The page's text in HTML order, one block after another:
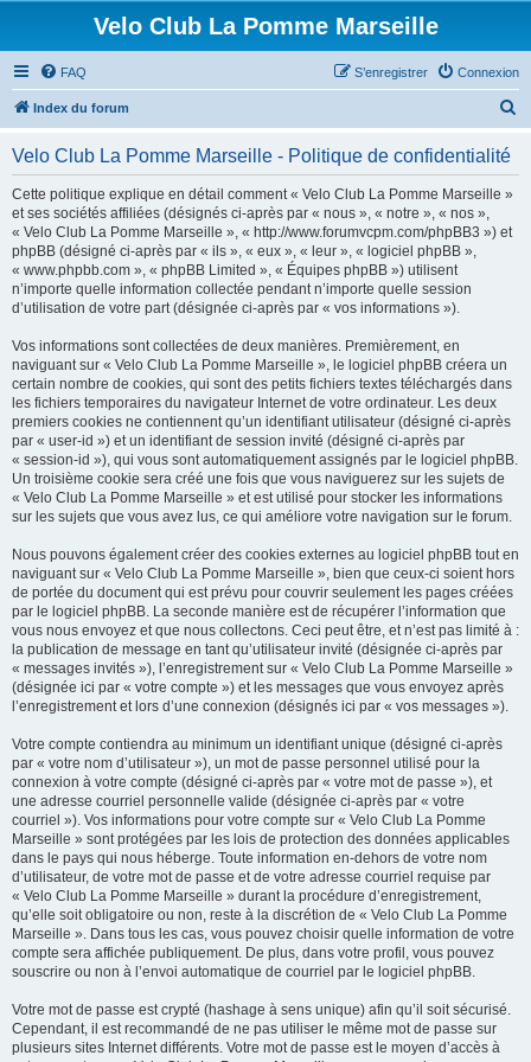
Velo Club La Pomme Marseille
FAQ Connexion
S’enregistrer
Index du forum
Velo Club La Pomme Marseille - Politique de confidentialité
Cette politique explique en détail comment « Velo Club La Pomme Marseille »
et ses sociétés affiliées (désignés ci-après par « nous », « notre », « nos »,
« Velo Club La Pomme Marseille », « http://www.forumvcpm.com/phpBB3 ») et
phpBB (désigné ci-après par « ils », « eux », « leur », « logiciel phpBB »,
« www.phpbb.com », « phpBB Limited », « Équipes phpBB ») utilisent
n’importe quelle information collectée pendant n’importe quelle session
d’utilisation de votre part (désignée ci-après par « vos informations »).
Vos informations sont collectées de deux manières. Premièrement, en
naviguant sur « Velo Club La Pomme Marseille », le logiciel phpBB créera un
certain nombre de cookies, qui sont des petits fichiers textes téléchargés dans
les fichiers temporaires du navigateur Internet de votre ordinateur. Les deux
premiers cookies ne contiennent qu’un identifiant utilisateur (désigné ci-après
par « user-id ») et un identifiant de session invité (désigné ci-après par
« session-id »), qui vous sont automatiquement assignés par le logiciel phpBB.
Un troisième cookie sera créé une fois que vous naviguerez sur les sujets de
« Velo Club La Pomme Marseille » et est utilisé pour stocker les informations
sur les sujets que vous avez lus, ce qui améliore votre navigation sur le forum.
Nous pouvons également créer des cookies externes au logiciel phpBB tout en
naviguant sur « Velo Club La Pomme Marseille », bien que ceux-ci soient hors
de portée du document qui est prévu pour couvrir seulement les pages créées
par le logiciel phpBB. La seconde manière est de récupérer l’information que
vous nous envoyez et que nous collectons. Ceci peut être, et n’est pas limité à :
la publication de message en tant qu’utilisateur invité (désignée ci-après par
« messages invités »), l’enregistrement sur « Velo Club La Pomme Marseille »
(désignée ici par « votre compte ») et les messages que vous envoyez après
l’enregistrement et lors d’une connexion (désignés ici par « vos messages »).
Votre compte contiendra au minimum un identifiant unique (désigné ci-après
par « votre nom d’utilisateur »), un mot de passe personnel utilisé pour la
connexion à votre compte (désigné ci-après par « votre mot de passe »), et
une adresse courriel personnelle valide (désignée ci-après par « votre
courriel »). Vos informations pour votre compte sur « Velo Club La Pomme
Marseille » sont protégées par les lois de protection des données applicables
dans le pays qui nous héberge. Toute information en-dehors de votre nom
d’utilisateur, de votre mot de passe et de votre adresse courriel requise par
« Velo Club La Pomme Marseille » durant la procédure d’enregistrement,
qu’elle soit obligatoire ou non, reste à la discrétion de « Velo Club La Pomme
Marseille ». Dans tous les cas, vous pouvez choisir quelle information de votre
compte sera affichée publiquement. De plus, dans votre profil, vous pouvez
souscrire ou non à l’envoi automatique de courriel par le logiciel phpBB.
Votre mot de passe est crypté (hashage à sens unique) afin qu’il soit sécurisé.
Cependant, il est recommandé de ne pas utiliser le même mot de passe sur
plusieurs sites Internet différents. Votre mot de passe est le moyen d’accès à